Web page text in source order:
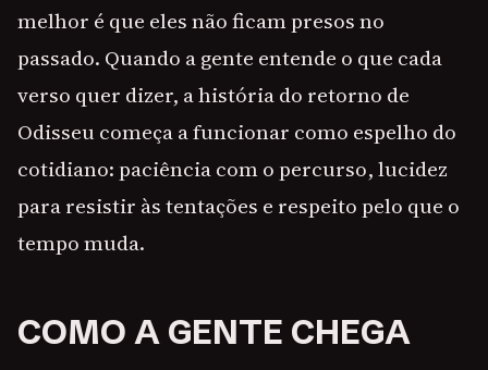
melhor é que eles não ficam presos no
passado. Quando a gente entende o que cada
verso quer dizer, a história do retorno de
Odisseu começa a funcionar como espelho do
cotidiano: paciência com o percurso, lucidez
para resistir às tentações e respeito pelo que o
tempo muda.
COMO A GENTE CHEGA